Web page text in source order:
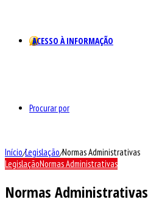
ACESSO À INFORMAÇÃO
Procurar por
Início/Legislação/Normas Administrativas
LegislaçãoNormas Administrativas
Normas Administrativas